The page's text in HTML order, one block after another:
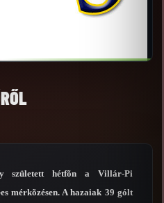
született hétfõn a Villár-Pi
mérkõzésen. A hazaiak 39 gólt